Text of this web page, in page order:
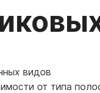
видов
от типа